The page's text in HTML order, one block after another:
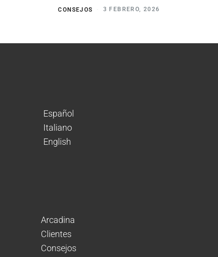
CONSEJOS 3 FEBRERO, 2026
Español
Italiano
English
Arcadina
Clientes
Consejos